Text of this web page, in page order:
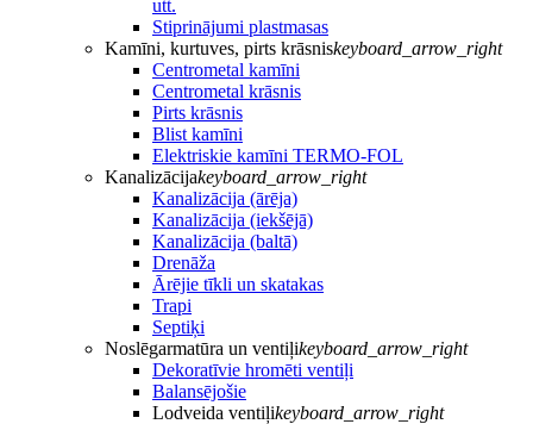
utt.
Stiprinājumi plastmasas
Kamīni, kurtuves, pirts krāsniskeyboard_arrow_right
Centrometal kamīni
Centrometal krāsnis
Pirts krāsnis
Blist kamīni
Elektriskie kamīni TERMO-FOL
Kanalizācijakeyboard_arrow_right
Kanalizācija (ārēja)
Kanalizācija (iekšējā)
Kanalizācija (baltā)
Drenāža
Ārējie tīkli un skatakas
Trapi
Septiķi
Noslēgarmatūra un ventiļikeyboard_arrow_right
Dekoratīvie hromēti ventiļi
Balansējošie
Lodveida ventiļikeyboard_arrow_right